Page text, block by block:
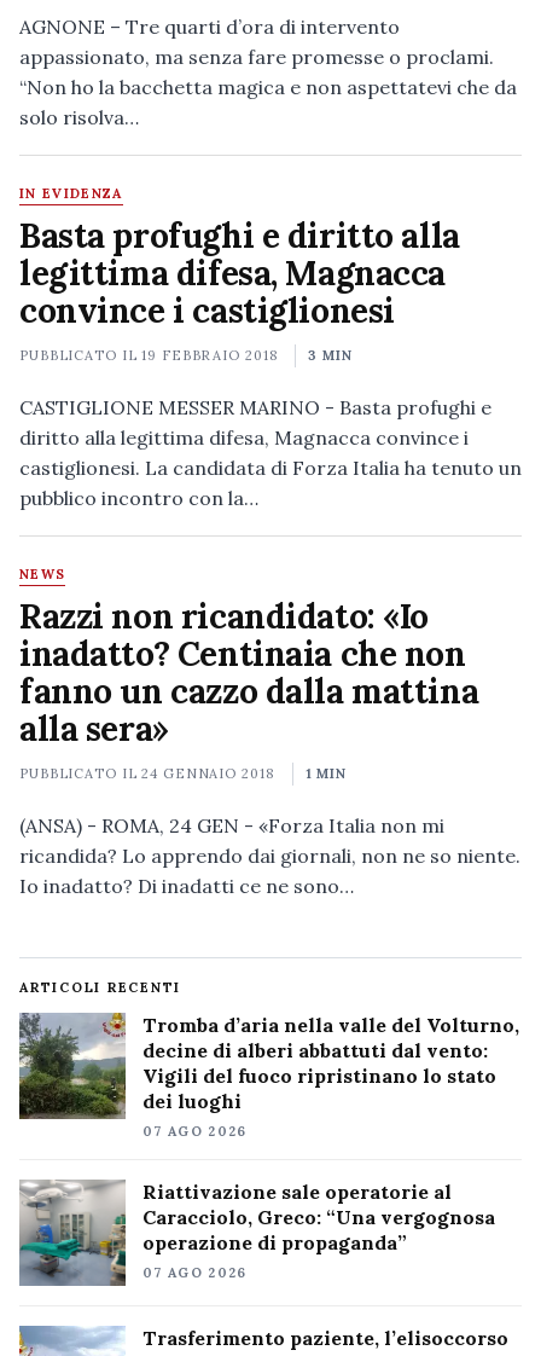
AGNONE – Tre quarti d’ora di intervento
appassionato, ma senza fare promesse o proclami.
“Non ho la bacchetta magica e non aspettatevi che da
solo risolva…
IN EVIDENZA
Basta profughi e diritto alla
legittima difesa, Magnacca
convince i castiglionesi
PUBBLICATO IL19 FEBBRAIO 2018 3 MIN
CASTIGLIONE MESSER MARINO - Basta profughi e
diritto alla legittima difesa, Magnacca convince i
castiglionesi. La candidata di Forza Italia ha tenuto un
pubblico incontro con la…
NEWS
Razzi non ricandidato: «Io
inadatto? Centinaia che non
fanno un cazzo dalla mattina
alla sera»
PUBBLICATO IL24 GENNAIO 2018 1 MIN
(ANSA) - ROMA, 24 GEN - «Forza Italia non mi
ricandida? Lo apprendo dai giornali, non ne so niente.
Io inadatto? Di inadatti ce ne sono…
ARTICOLI RECENTI
Tromba d’aria nella valle del Volturno,
decine di alberi abbattuti dal vento:
Vigili del fuoco ripristinano lo stato
dei luoghi
07 AGO 2026
Riattivazione sale operatorie al
Caracciolo, Greco: “Una vergognosa
operazione di propaganda”
07 AGO 2026
Trasferimento paziente, l’elisoccorso